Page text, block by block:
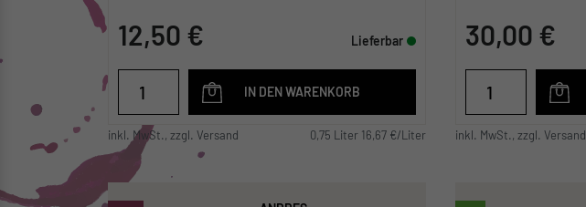
12,50 € Lieferbar
IN DEN WARENKORB
inkl. MwSt., zzgl. Versand 0,75 Liter 16,67 €/Liter
30,00 €
inkl. MwSt., zzgl. Versand